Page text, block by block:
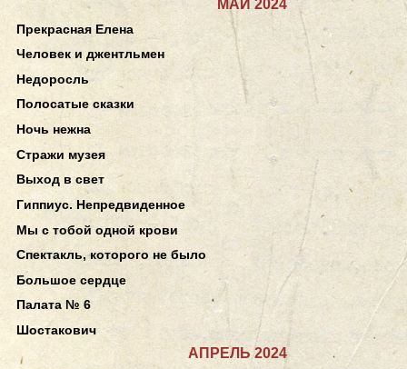
МАЙ 2024
Прекрасная Елена
Человек и джентльмен
Недоросль
Полосатые сказки
Ночь нежна
Стражи музея
Выход в свет
Гиппиус. Непредвиденное
Мы с тобой одной крови
Спектакль, которого не было
Большое сердце
Палата № 6
Шостакович
АПРЕЛЬ 2024